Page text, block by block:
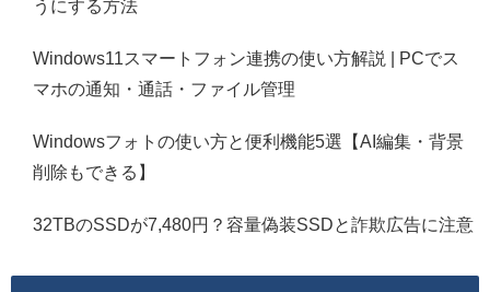
うにする方法
Windows11スマートフォン連携の使い方解説 | PCでス
マホの通知・通話・ファイル管理
Windowsフォトの使い方と便利機能5選【AI編集・背景
削除もできる】
32TBのSSDが7,480円？容量偽装SSDと詐欺広告に注意